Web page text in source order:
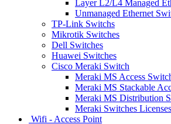
Layer L2/L4 Managed
Unmanaged Ethernet
TP-Link Switchs
Mikrotik Switches
Dell Switches
Huawei Switches
Cisco Meraki Switch
Meraki MS Access
Meraki MS Stackable
Meraki MS Distribution
Meraki Switches
Wifi - Access Point